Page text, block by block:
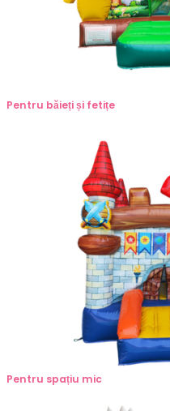
Pentru băieți și fetițe
Pentru spațiu mic